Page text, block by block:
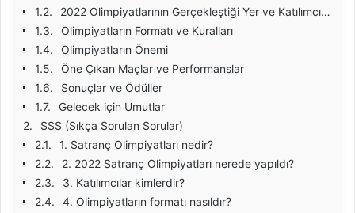
2022 Olimpiyatlarının Gerçekleştiği Yer ve Katılımcılar
Olimpiyatların Formatı ve Kuralları
Olimpiyatların Önemi
Öne Çıkan Maçlar ve Performanslar
Sonuçlar ve Ödüller
Gelecek için Umutlar
SSS (Sıkça Sorulan Sorular)
1. Satranç Olimpiyatları nedir?
2. 2022 Satranç Olimpiyatları nerede yapıldı?
3. Katılımcılar kimlerdir?
4. Olimpiyatların formatı nasıldır?